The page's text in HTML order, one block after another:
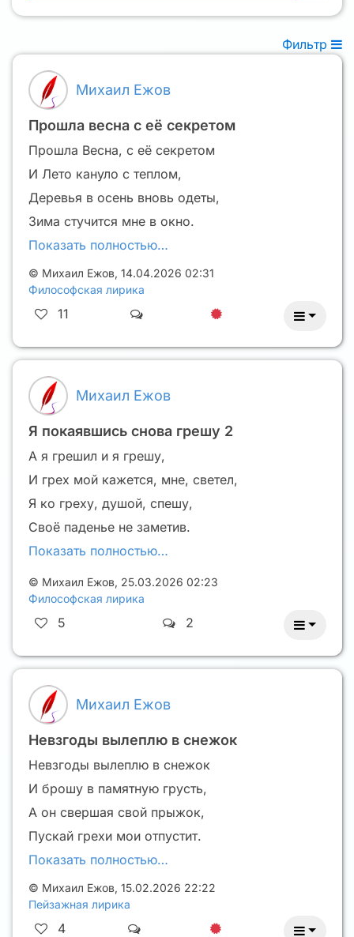
Фильтр
Михаил Ежов
Прошла весна с её секретом
Прошла Весна, с её секретом
И Лето кануло с теплом,
Деревья в осень вновь одеты,
Зима стучится мне в окно.
Показать полностью…
© Михаил Ежов, 14.04.2026 02:31
Философская лирика
11
Михаил Ежов
Я покаявшись снова грешу 2
А я грешил и я грешу,
И грех мой кажется, мне, светел,
Я ко греху, душой, спешу,
Своё паденье не заметив.
Показать полностью…
© Михаил Ежов, 25.03.2026 02:23
Философская лирика
5 2
Михаил Ежов
Невзгоды вылеплю в снежок
Невзгоды вылеплю в снежок
И брошу в памятную грусть,
А он свершая свой прыжок,
Пускай грехи мои отпустит.
Показать полностью…
© Михаил Ежов, 15.02.2026 22:22
Пейзажная лирика
4